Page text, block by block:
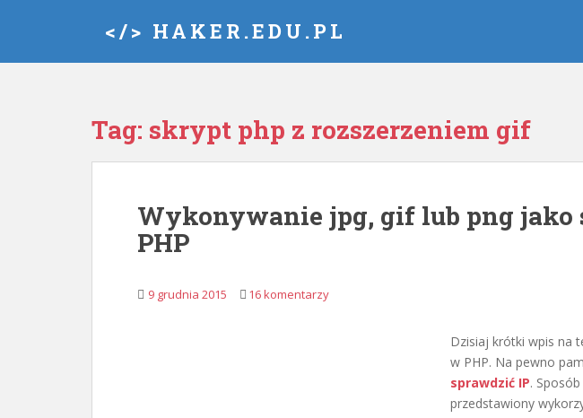
</> HAKER.EDU.PL
Tag: skrypt php z rozszerzeniem gif
Wykonywanie jpg, gif lub png
PHP
9 grudnia 2015 16 komentarzy
Dzisiaj krótki wpis na
w PHP. Na pewno
sprawdzić IP.
przedstawiony